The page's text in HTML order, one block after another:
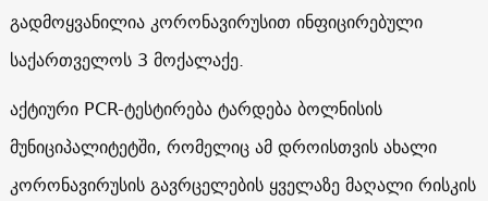
გადმოყვანილია კორონავირუსით ინფიცირებული
საქართველოს 3 მოქალაქე.
აქტიური PCR-ტესტირება ტარდება ბოლნისის
მუნიციპალიტეტში, რომელიც ამ დროისთვის ახალი
კორონავირუსის გავრცელების ყველაზე მაღალი რისკის